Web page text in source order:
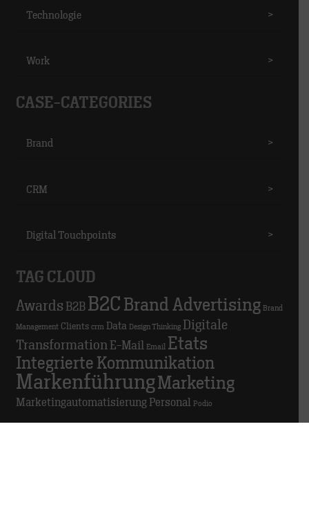
Technologie >
Work >
CASE-CATEGORIES
Brand >
CRM >
Digital Touchpoints >
TAG CLOUD
Awards B2B B2C Brand Advertising Brand
Management Clients crm Data Design Thinking Digitale
Transformation E-Mail Email Etats
Integrierte Kommunikation
MarkenführungMarketing
Marketingautomatisierung Personal Podio